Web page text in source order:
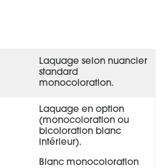
Laquage selon nuancier
standard
monocoloration.
Laquage en option
(monocoloration ou
bicoloration blanc
intérieur).
Blanc monocoloration